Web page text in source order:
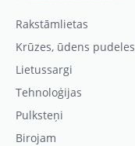
Rakstāmlietas
Krūzes, ūdens pudeles
Lietussargi
Tehnoloģijas
Pulksteņi
Birojam